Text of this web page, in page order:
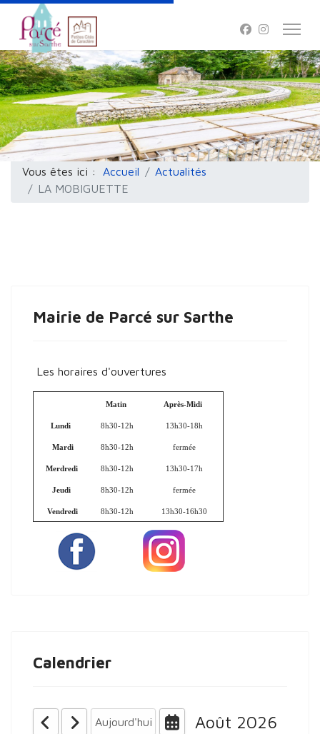
Vous êtes ici : Accueil
Actualités
LA MOBIGUETTE
Mairie de Parcé sur Sarthe
Les horaires d'ouvertures
Matin Après-Midi
Lundi 8h30-12h 13h30-18h
Mardi 8h30-12h fermée
Merdredi 8h30-12h 13h30-17h
Jeudi 8h30-12h fermée
Vendredi 8h30-12h 13h30-16h30
Calendrier
Aujourd'hui Août 2026